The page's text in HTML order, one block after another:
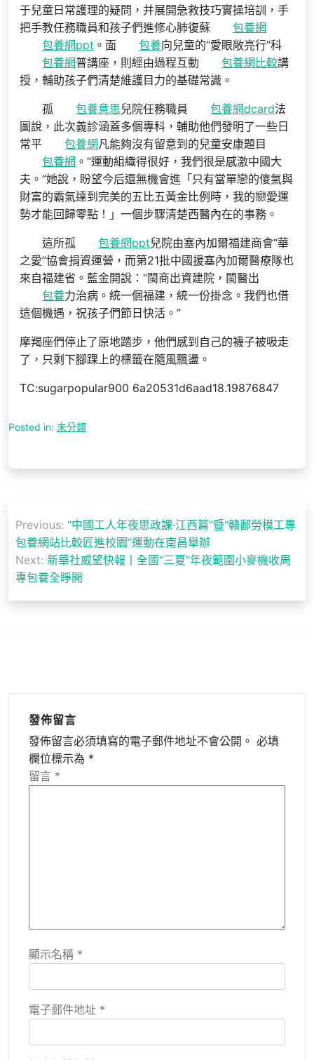
于兒童日常護理的疑問，并展開急救技巧實操培訓，手
把手教任務職員和孩子們進修心肺復蘇
包養網
包養網ppt 。面 包養向兒童的“愛眼敞亮行”科
包養網普講座，則經由過程互動 包養網比較講
授，輔助孩子們清楚維護目力的基礎常識。
孤 包養意思兒院任務職員 包養網dcard法
圖說，此次義診涵蓋多個專科，輔助他們發明了一些日
常平
包養網凡能夠沒有留意到的兒童安康題目
包養網 。“運動組織得很好，我們很是感激中國大
夫。”她說，盼望今后還無機會進「只有當單戀的傻氣與
財富的霸氣達到完美的五比五黃金比例時，我的戀愛運
勢才能回歸零點！」一個步驟清楚西醫內在的事務。
這所孤 包養網ppt兒院由塞內加爾福建商會“華
之愛”協會捐資運營，而第21批中國援塞內加爾醫療隊也
來自福建省。藍金開說：“閩商出資建院，閩醫出
包養力治病。統一個福建，統一份掛念。我們也借
這個機遇，祝孩子們節日快活。”
摩羯座們停止了原地踏步，他們感到自己的襪子被吸走
了，只剩下腳踝上的標籤在隨風飄盪。
TC:sugarpopular900 6a20531d6aad18.19876847
Posted in: 未分類
章
導
覽
Previous: “中國工人年夜思政課·江西篇”暨“贛鄱勞模工專
包養網站比較匠進校園”運動在南昌舉辦
Next: 新華社威望快報丨全國“三夏”年夜範圍小麥機收周
專包養全睜開
發佈留言
發佈留言必須填寫的電子郵件地址不會公開。 必填
欄位標示為 *
留言 *
顯示名稱 *
電子郵件地址 *